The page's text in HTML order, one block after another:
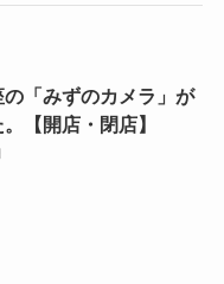
「みずのカメラ」が
【開店・閉店】